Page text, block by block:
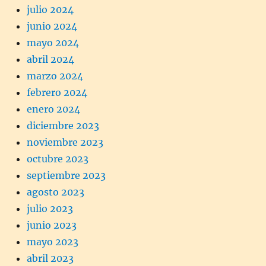
julio 2024
junio 2024
mayo 2024
abril 2024
marzo 2024
febrero 2024
enero 2024
diciembre 2023
noviembre 2023
octubre 2023
septiembre 2023
agosto 2023
julio 2023
junio 2023
mayo 2023
abril 2023